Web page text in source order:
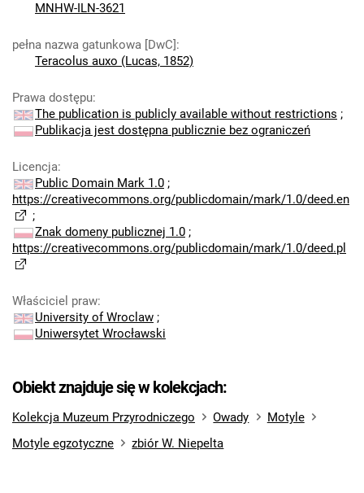
MNHW-ILN-3621
pełna nazwa gatunkowa [DwC]:
Teracolus auxo (Lucas, 1852)
Prawa dostępu:
The publication is publicly available without restrictions ;
Publikacja jest dostępna publicznie bez ograniczeń
Licencja:
Public Domain Mark 1.0 ;
https://creativecommons.org/publicdomain/mark/1.0/deed.en
;
Znak domeny publicznej 1.0 ;
https://creativecommons.org/publicdomain/mark/1.0/deed.pl
Właściciel praw:
University of Wroclaw ;
Uniwersytet Wrocławski
Obiekt znajduje się w kolekcjach:
Kolekcja Muzeum Przyrodniczego Owady
Motyle
Motyle egzotyczne
zbiór W. Niepelta